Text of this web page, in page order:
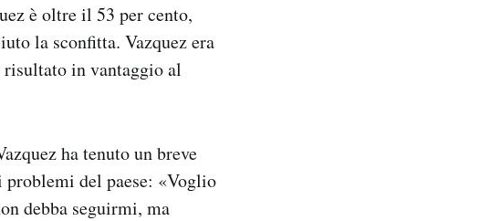
è oltre il 53 per cento,
la sconfitta. Vazquez era
risultato in vantaggio al
ha tenuto un breve
problemi del paese: «Voglio
debba seguirmi, ma